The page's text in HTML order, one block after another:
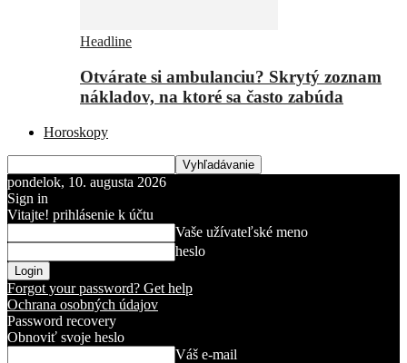
Headline
Otvárate si ambulanciu? Skrytý zoznam
nákladov, na ktoré sa často zabúda
Horoskopy
pondelok, 10. augusta 2026
Sign in
Vitajte! prihlásenie k účtu
Vaše užívateľské meno
heslo
Forgot your password? Get help
Ochrana osobných údajov
Password recovery
Obnoviť svoje heslo
Váš e-mail